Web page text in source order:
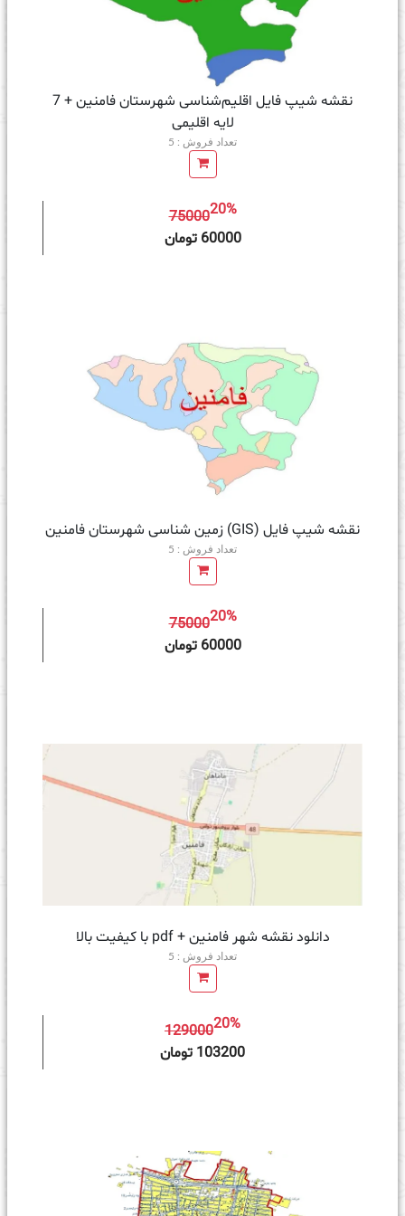
نقشه شیپ‌ فایل اقلیم‌شناسی شهرستان فامنین + 7
لایه اقلیمی
تعداد فروش : 5
7500020%
60000 تومان
نقشه شیپ فایل (GIS) زمین‌ شناسی شهرستان فامنین
تعداد فروش : 5
7500020%
60000 تومان
دانلود نقشه شهر فامنین + pdf با کیفیت بالا
تعداد فروش : 5
12900020%
103200 تومان